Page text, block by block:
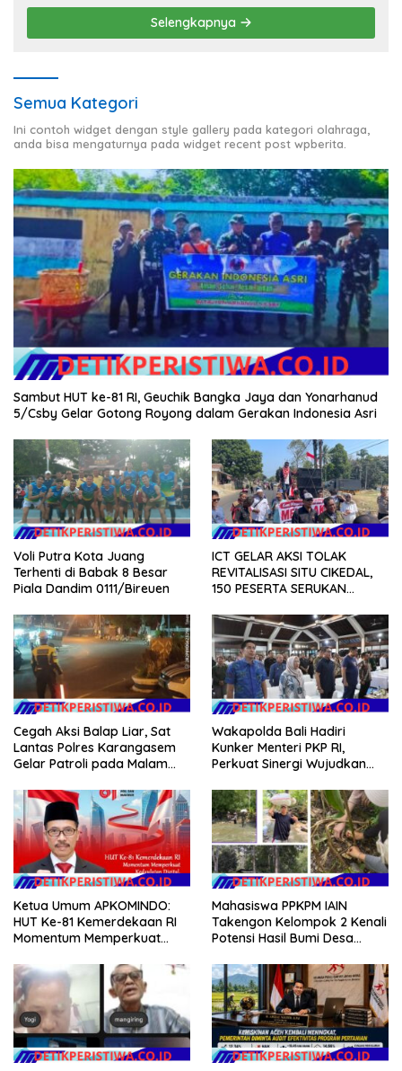
Selengkapnya
Semua Kategori
Ini contoh widget dengan style gallery pada kategori olahraga,
anda bisa mengaturnya pada widget recent post wpberita.
Sambut HUT ke-81 RI, Geuchik Bangka Jaya dan Yonarhanud
5/Csby Gelar Gotong Royong dalam Gerakan Indonesia Asri
Voli Putra Kota Juang
Terhenti di Babak 8 Besar
Piala Dandim 0111/Bireuen
ICT GELAR AKSI TOLAK
REVITALISASI SITU CIKEDAL,
150 PESERTA SERUKAN
Cegah Aksi Balap Liar, Sat
Lantas Polres Karangasem
Gelar Patroli pada Malam
Wakapolda Bali Hadiri
Kunker Menteri PKP RI,
Perkuat Sinergi Wujudkan
Masyarakat
Ketua Umum APKOMINDO:
HUT Ke-81 Kemerdekaan RI
Momentum Memperkuat
Teknologi, dan Kepastian
Hukum Menuju Indonesia
Emas 2045
Mahasiswa PPKPM IAIN
Takengon Kelompok 2 Kenali
Potensi Hasil Bumi Desa